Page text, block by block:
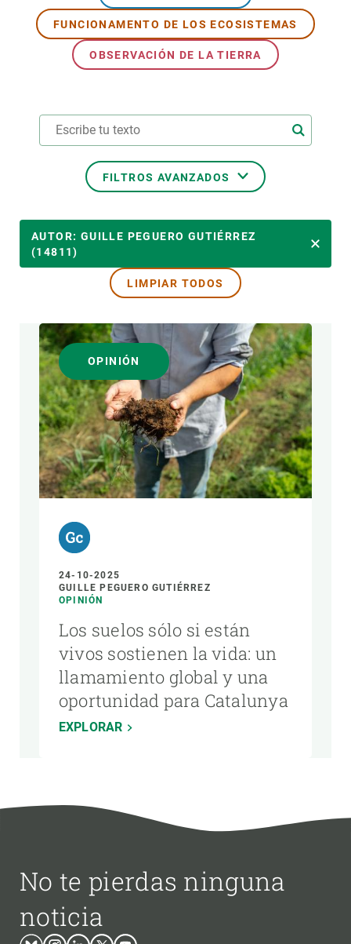
FUNCIONAMENTO DE LOS ECOSISTEMAS
OBSERVACIÓN DE LA TIERRA
FILTROS AVANZADOS
TEMAS TRANSVERSALES
FORMATO
AUTOR
AUTOR: GUILLE PEGUERO GUTIÉRREZ
(14811)
LIMPIAR TODOS
OPINIÓN
24-10-2025
GUILLE PEGUERO GUTIÉRREZ
OPINIÓN
Los suelos sólo si están
vivos sostienen la vida: un
llamamiento global y una
oportunidad para Catalunya
EXPLORAR
No te pierdas ninguna
noticia
BlueskyInstagram
LinkedinTwitterYoutube
PARTICIPA
NOTICIAS Y AGENDA